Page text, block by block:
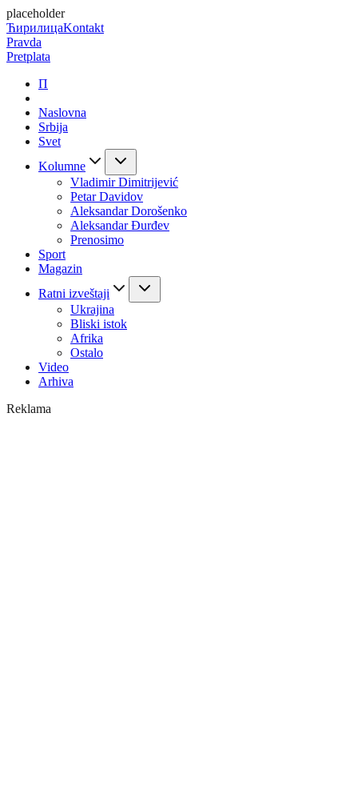
placeholder
ЋирилицаKontakt
Pravda
Pretplata
П
Naslovna
Srbija
Svet
Kolumne
Vladimir Dimitrijević
Petar Davidov
Aleksandar Dorošenko
Aleksandar Đurđev
Prenosimo
Sport
Magazin
Ratni izveštaji
Ukrajina
Bliski istok
Afrika
Ostalo
Video
Arhiva
Reklama